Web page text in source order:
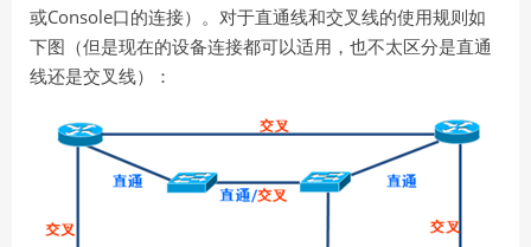
或Console口的连接）。对于直通线和交叉线的使用规则如
下图（但是现在的设备连接都可以适用，也不太区分是直通
线还是交叉线）：